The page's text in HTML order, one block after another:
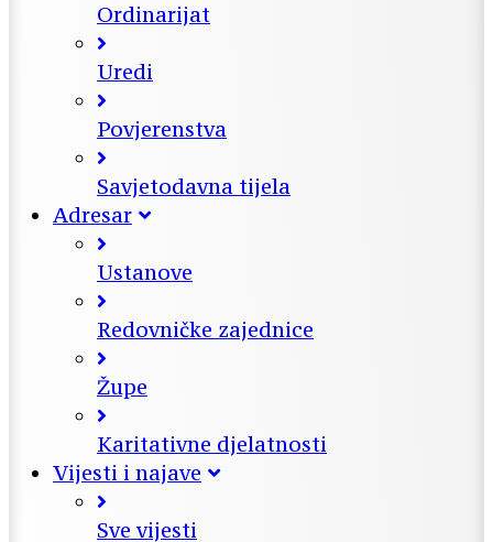
Ordinarijat
Uredi
Povjerenstva
Savjetodavna tijela
Adresar
Ustanove
Redovničke zajednice
Župe
Karitativne djelatnosti
Vijesti i najave
Sve vijesti